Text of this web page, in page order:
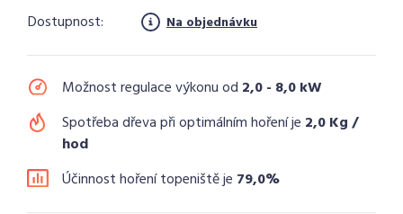
Dostupnost:
Na objednávku
Možnost regulace výkonu od 2,0 - 8,0 kW
Spotřeba dřeva při optimálním hoření je 2,0 Kg /
hod
Účinnost hoření topeniště je 79,0%